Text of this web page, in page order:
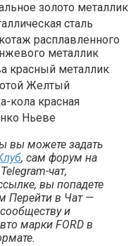
золото металлик
сталь
расплавленного
металлик
красный металлик
Желтый
кола красная
Ньеве
вы можете задать
, сам форум на
чат,
вы попадете
Перейти в Чат —
и
марки FORD в